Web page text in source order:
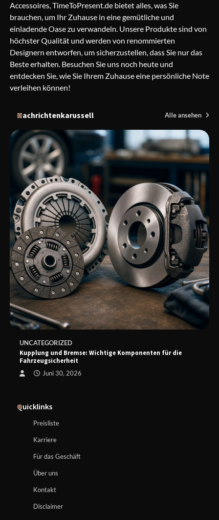
Accessoires, TimeToPresent.de bietet alles, was Sie
brauchen, um Ihr Zuhause in eine gemütliche und
einladende Oase zu verwandeln. Unsere Produkte sind von
höchster Qualität und werden von renommierten
Designern entworfen, um sicherzustellen, dass Sie nur das
Beste erhalten. Besuchen Sie uns noch heute und
entdecken Sie, wie Sie Ihrem Zuhause eine persönliche Note
verleihen können!
Nachrichtenkarussell Alle ansehen
UNCATEGORIZED
Kupplung und Bremse: Wichtige Komponenten für die
Fahrzeugsicherheit
Juni 30, 2026
Quicklinks
Preisliste
Karriere
Für das Geschäft
Über uns
Kontakt
Disclaimer